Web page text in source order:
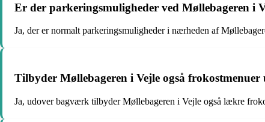
Er der parkeringsmuligheder ved Møllebageren i
Ja, der er normalt parkeringsmuligheder i nærheden af
Tilbyder Møllebageren i Vejle også
Ja, udover bagværk tilbyder Møllebageren i Vejle også lækre